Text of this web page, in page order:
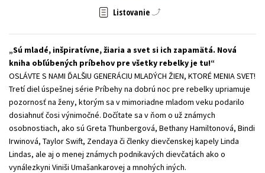
Učebnice
Výchova a pedagogika
Young adult
Young adult (SK)
Zdravie a životný štýl
Všetky tituly
Listovanie
Sú mladé, inšpiratívne, žiaria a svet si ich zapamätá. Nová
kniha obľúbených príbehov pre všetky rebelky je tu!
OSLÁVTE S NAMI ĎALŠIU GENERÁCIU MLADÝCH ŽIEN, KTORÉ MENIA SVET!
Tretí diel úspešnej série Príbehy na dobrú noc pre rebelky upriamuje
pozornosť na ženy, ktorým sa v mimoriadne mladom veku podarilo
dosiahnuť čosi výnimočné. Dočítate sa v ňom o už známych
osobnostiach, ako sú Greta Thunbergová, Bethany Hamiltonová, Bindi
Irwinová, Taylor Swift, Zendaya či členky dievčenskej kapely Linda
Lindas, ale aj o menej známych podnikavých dievčatách ako o
vynálezkyni Viniši Umašankarovej a mnohých iných.